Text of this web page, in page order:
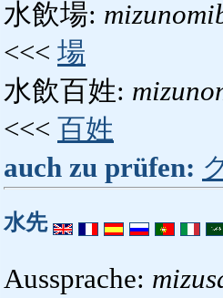
水飲場:
<<< 場
水飲百姓:
<<< 百姓
auch zu prüfen:
水先
Aussprache: